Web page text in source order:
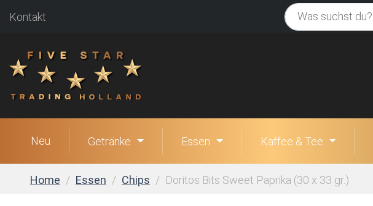
Kontakt
Neu Getränke Essen Kaffee & Tee
Home Essen Chips Do­ri­tos Bits Sweet Paprika (30 x 33 gr.)